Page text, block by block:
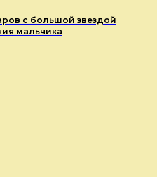
с большой звездой
мальчика